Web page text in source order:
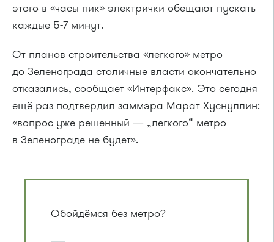
этого в «часы пик» электрички обещают пускать
каждые 5-7 минут.
От планов строительства «легкого» метро
до Зеленограда столичные власти окончательно
отказались, сообщает «Интерфакс». Это сегодня
ещё раз подтвердил заммэра Марат Хуснуллин:
«вопрос уже решенный — „легкого“ метро
в Зеленограде не будет».
Обойдёмся без метро?